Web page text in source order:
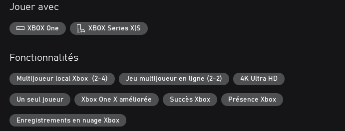
Jouer avec
XBOX One XBOX Series X|S
Fonctionnalités
Multijoueur local Xbox (2-4) Jeu multijoueur en ligne (2-2) 4K Ultra HD
Un seul joueur Xbox One X améliorée Succès Xbox Présence Xbox
Enregistrements en nuage Xbox